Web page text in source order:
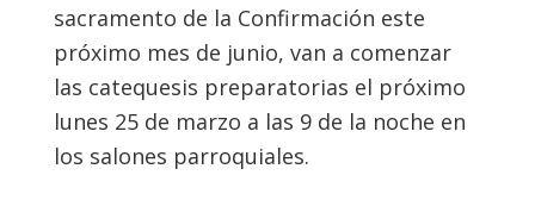
sacramento de la Confirmación este
próximo mes de junio, van a comenzar
las catequesis preparatorias el próximo
lunes 25 de marzo a las 9 de la noche en
los salones parroquiales.